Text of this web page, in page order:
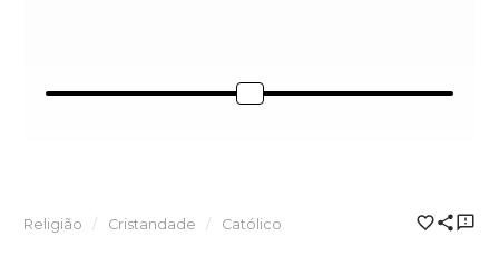
Religião Cristandade Católico